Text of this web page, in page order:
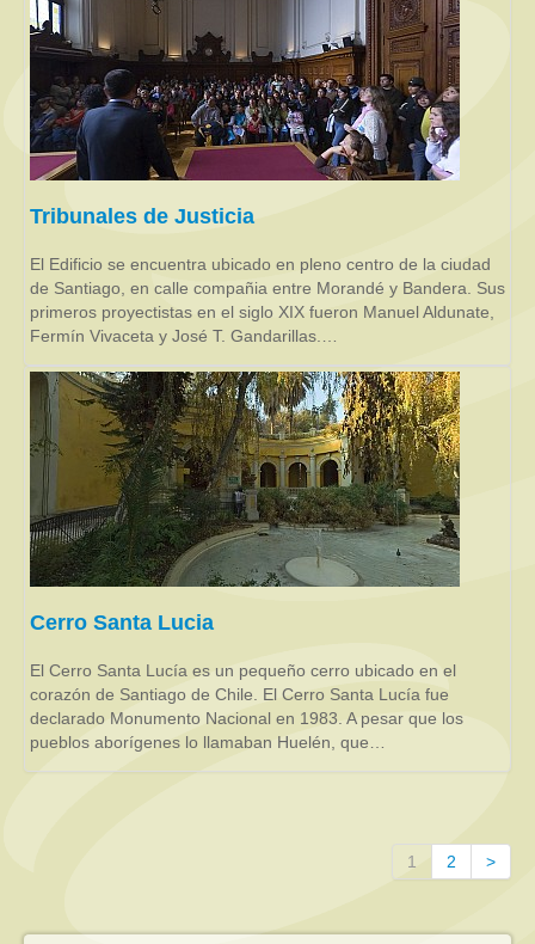
Tribunales de Justicia
El Edificio se encuentra ubicado en pleno centro de la ciudad
de Santiago, en calle compañia entre Morandé y Bandera. Sus
primeros proyectistas en el siglo XIX fueron Manuel Aldunate,
Fermín Vivaceta y José T. Gandarillas.…
Cerro Santa Lucia
El Cerro Santa Lucía es un pequeño cerro ubicado en el
corazón de Santiago de Chile. El Cerro Santa Lucía fue
declarado Monumento Nacional en 1983. A pesar que los
pueblos aborígenes lo llamaban Huelén, que…
1 2 >